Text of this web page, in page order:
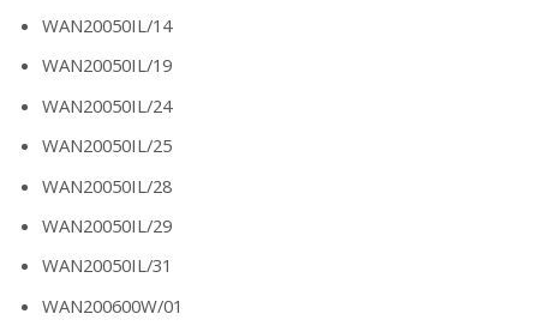
WAN20050IL/14
WAN20050IL/19
WAN20050IL/24
WAN20050IL/25
WAN20050IL/28
WAN20050IL/29
WAN20050IL/31
WAN200600W/01